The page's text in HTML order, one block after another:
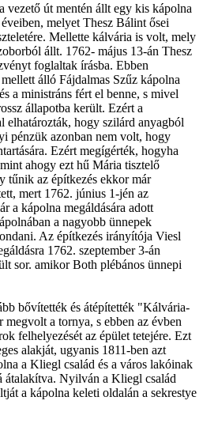
vezető út mentén állt egy kis kápolna
melyet Thesz Bálint ősei
Mellette kálvária is volt, mely
állt. 1762- május 13-án Thesz
foglaltak írásba. Ebben
álló Fájdalmas Szűz kápolna
a ministráns fért el benne, s mivel
állapotba került. Ezért a
elhatározták, hogy szilárd anyagból
pénzük azonban nem volt, hogy
Ezért megígérték, hogyha
ahogy ezt hű Mária tisztelő
tűnik az építkezés ekkor már
mert 1762. június 1-jén az
a kápolna megáldására adott
a nagyobb ünnepek
Az építkezés irányítója Viesl
1762. szeptember 3-án
sor. amikor Both plébános ünnepi
bővítették és átépítették "Kálvária-
a tornya, s ebben az évben
felhelyezését az épület tetejére. Ezt
alakját, ugyanis 1811-ben azt
a Kliegl család és a város lakóinak
átalakítva. Nyilván a Kliegl család
a kápolna keleti oldalán a sekrestye